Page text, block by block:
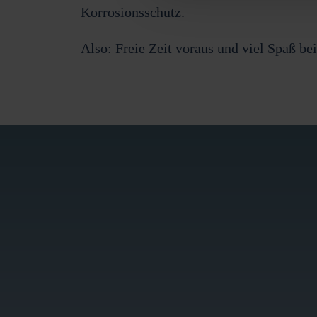
Korrosionsschutz.
Also: Freie Zeit voraus und viel Spaß